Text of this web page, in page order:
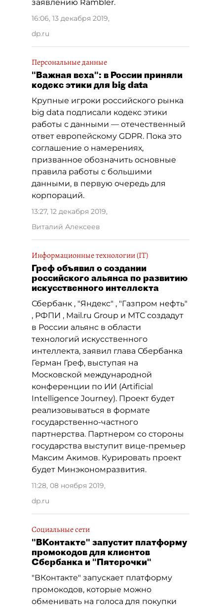
заявлению Rambler.
16:06, 13 декабря 2019,
dp.ru
Персональные данные
"Важная веха": в России приняли
кодекс этики для big data
Крупные игроки российского рынка
big data подписали кодекс этики
работы с данными — отечественный
ответ европейскому GDPR. Пока это
соглашение о намерениях,
призванное обозначить основные
правила работы с большими
данными, в первую очередь для
корпораций.
13:27, 12 декабря 2019,
Виталий Алексеев
Информационные технологии (IT)
Греф объявил о создании
российского альянса по развитию
искусственного интеллекта
Сбербанк , "Яндекс" , "Газпром нефть"
, РФПИ , Mail.ru Group и МТС создадут
в России альянс в области
технологий искусственного
интеллекта, заявил глава Сбербанка
Герман Греф, выступая на
Московской международной
конференции по ИИ (Artificial
Intelligence Journey). Проект будет
реализовываться в формате
государственно-частного
партнерства. Партнером со стороны
государства выступит вице-премьер
Максим Акимов. Курировать проект
будет Минэкономразвития.
11:28, 08 ноября 2019,
dp.ru
Социальные сети
"ВКонтакте" запустит платформу
промокодов для клиентов
Сбербанка и "Пятерочки"
"ВКонтакте" запускает платформу
промокодов, которые можно
обменивать на голоса для покупки